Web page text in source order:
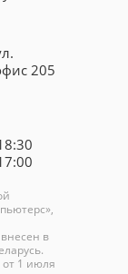
205
в
1 июля